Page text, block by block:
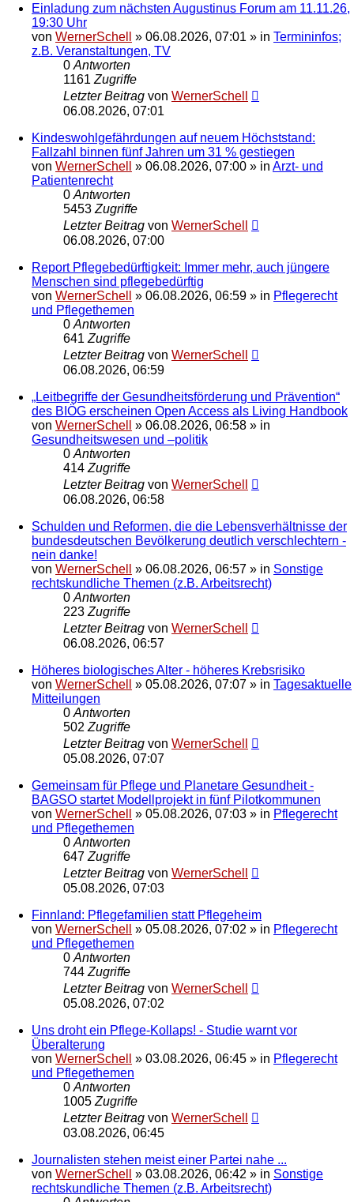
Einladung zum nächsten Augustinus Forum am 11.11.26,
19:30 Uhr
von WernerSchell » 06.08.2026, 07:01 » in Termininfos;
z.B. Veranstaltungen, TV
0 Antworten
1161 Zugriffe
Letzter Beitrag von WernerSchell
06.08.2026, 07:01
Kindeswohlgefährdungen auf neuem Höchststand:
Fallzahl binnen fünf Jahren um 31 % gestiegen
von WernerSchell » 06.08.2026, 07:00 » in Arzt- und
Patientenrecht
0 Antworten
5453 Zugriffe
Letzter Beitrag von WernerSchell
06.08.2026, 07:00
Report Pflegebedürftigkeit: Immer mehr, auch jüngere
Menschen sind pflegebedürftig
von WernerSchell » 06.08.2026, 06:59 » in Pflegerecht
und Pflegethemen
0 Antworten
641 Zugriffe
Letzter Beitrag von WernerSchell
06.08.2026, 06:59
„Leitbegriffe der Gesundheitsförderung und Prävention“
des BIÖG erscheinen Open Access als Living Handbook
von WernerSchell » 06.08.2026, 06:58 » in
Gesundheitswesen und –politik
0 Antworten
414 Zugriffe
Letzter Beitrag von WernerSchell
06.08.2026, 06:58
Schulden und Reformen, die die Lebensverhältnisse der
bundesdeutschen Bevölkerung deutlich verschlechtern -
nein danke!
von WernerSchell » 06.08.2026, 06:57 » in Sonstige
rechtskundliche Themen (z.B. Arbeitsrecht)
0 Antworten
223 Zugriffe
Letzter Beitrag von WernerSchell
06.08.2026, 06:57
Höheres biologisches Alter - höheres Krebsrisiko
von WernerSchell » 05.08.2026, 07:07 » in Tagesaktuelle
Mitteilungen
0 Antworten
502 Zugriffe
Letzter Beitrag von WernerSchell
05.08.2026, 07:07
Gemeinsam für Pflege und Planetare Gesundheit -
BAGSO startet Modellprojekt in fünf Pilotkommunen
von WernerSchell » 05.08.2026, 07:03 » in Pflegerecht
und Pflegethemen
0 Antworten
647 Zugriffe
Letzter Beitrag von WernerSchell
05.08.2026, 07:03
Finnland: Pflegefamilien statt Pflegeheim
von WernerSchell » 05.08.2026, 07:02 » in Pflegerecht
und Pflegethemen
0 Antworten
744 Zugriffe
Letzter Beitrag von WernerSchell
05.08.2026, 07:02
Uns droht ein Pflege-Kollaps! - Studie warnt vor
Überalterung
von WernerSchell » 03.08.2026, 06:45 » in Pflegerecht
und Pflegethemen
0 Antworten
1005 Zugriffe
Letzter Beitrag von WernerSchell
03.08.2026, 06:45
Journalisten stehen meist einer Partei nahe ...
von WernerSchell » 03.08.2026, 06:42 » in Sonstige
rechtskundliche Themen (z.B. Arbeitsrecht)